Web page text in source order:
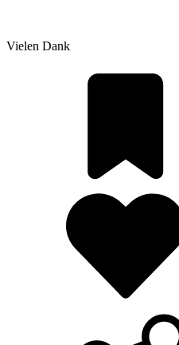
Vielen Dank